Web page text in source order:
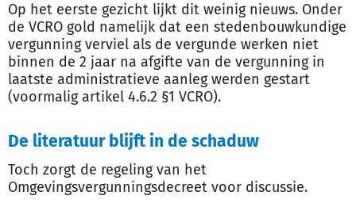
Op het eerste gezicht lijkt dit weinig nieuws. Onder
de VCRO gold namelijk dat een stedenbouwkundige
vergunning verviel als de vergunde werken niet
binnen de 2 jaar na afgifte van de vergunning in
laatste administratieve aanleg werden gestart
(voormalig artikel 4.6.2 §1 VCRO).
De literatuur blijft in de schaduw
Toch zorgt de regeling van het
Omgevingsvergunningsdecreet voor discussie.